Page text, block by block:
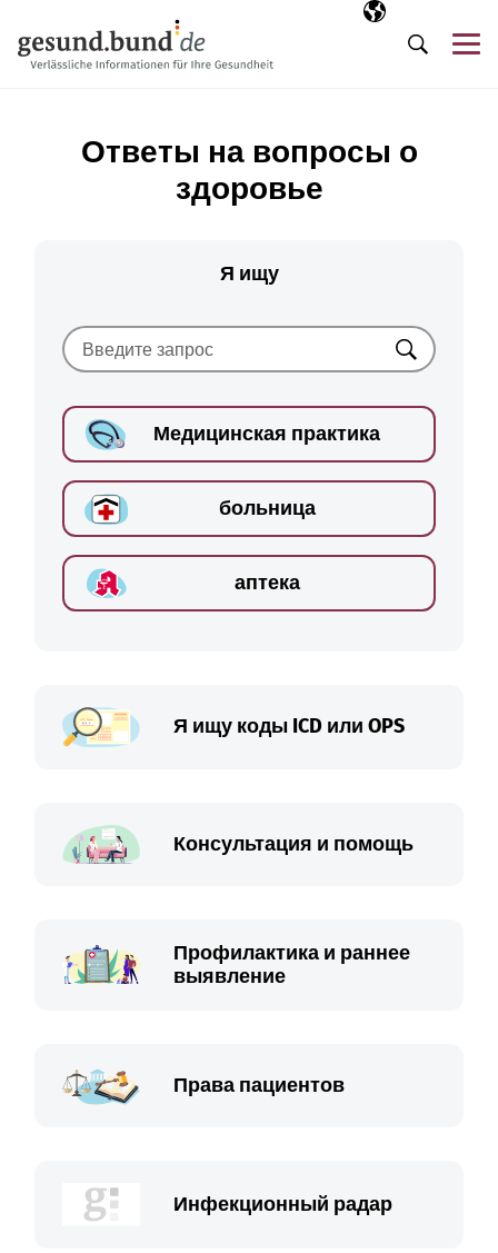
Выбранный
RU
Поиск
Ответы на вопросы о
здоровье
Я ищу
Искать
Медицинская практика
больница
аптека
Я ищу коды ICD или OPS
Консультация и помощь
Профилактика и раннее
выявление
Права пациентов
Инфекционный радар